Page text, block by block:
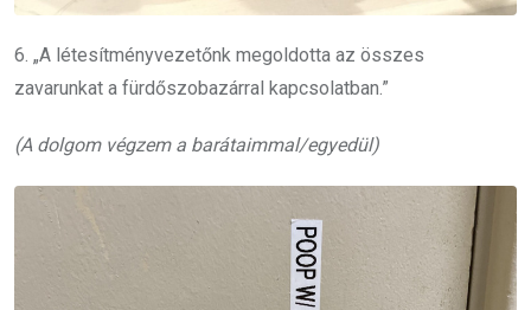
6. „A létesítményvezetőnk megoldotta az összes
zavarunkat a fürdőszobazárral kapcsolatban.”
(A dolgom végzem a barátaimmal/egyedül)